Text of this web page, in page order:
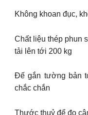
Không khoan đục,
Chất liệu thép phun
tải lên tới 200 kg
Đế gắn tường bản
chắc chắn
Thước thuỷ để đo